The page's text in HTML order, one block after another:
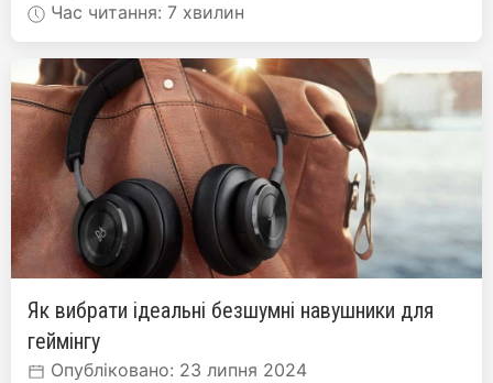
Час читання: 7 хвилин
Як вибрати ідеальні безшумні навушники для
геймінгу
Опубліковано: 23 липня 2024